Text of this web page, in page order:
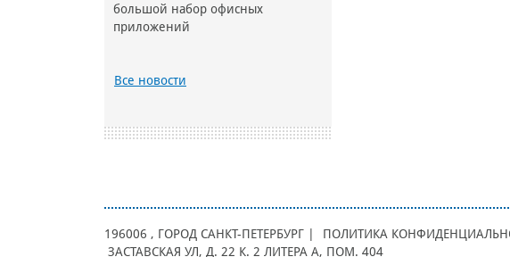
большой набор офисных
приложений
Все новости
196006 , ГОРОД САНКТ-ПЕТЕРБУРГ | ПОЛИТИКА
ЗАСТАВСКАЯ УЛ, Д. 22 К. 2 ЛИТЕРА А, ПОМ. 404